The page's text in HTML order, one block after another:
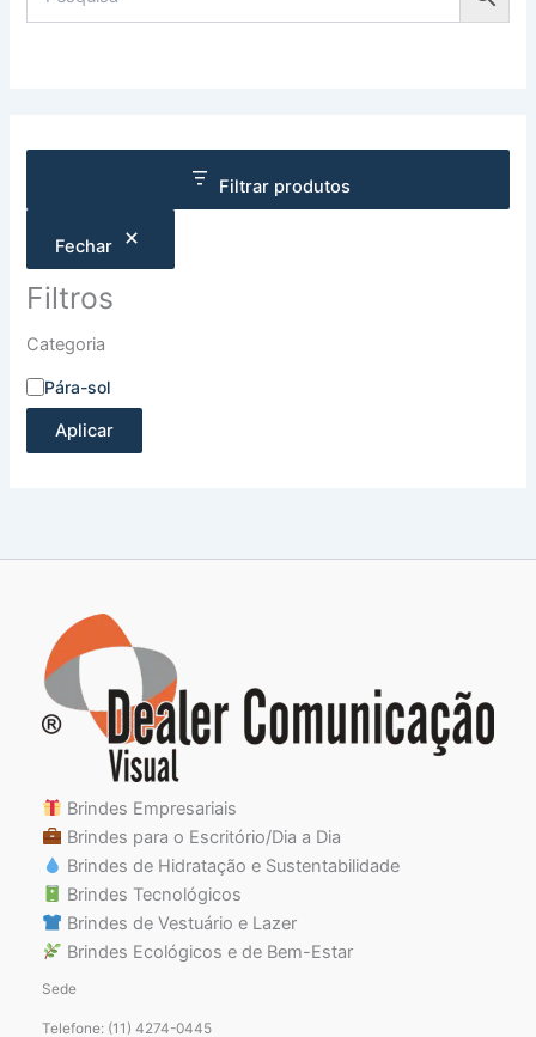
Filtrar produtos
Fechar
Filtros
Categoria
Pára-sol
Aplicar
Brindes Empresariais
Brindes para o Escritório/Dia a Dia
Brindes de Hidratação e Sustentabilidade
Brindes Tecnológicos
Brindes de Vestuário e Lazer
Brindes Ecológicos e de Bem-Estar
Sede
Telefone: (11) 4274-0445